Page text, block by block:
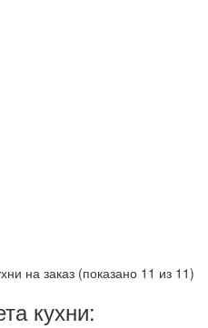
на заказ (показано 11 из 11)
кухни: